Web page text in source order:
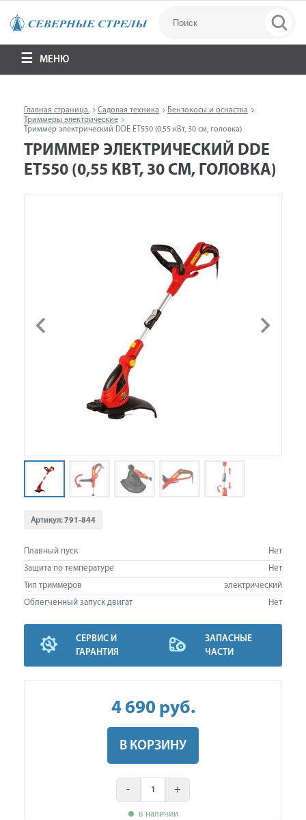
МЕНЮ
Главная страница. Садовая техника
Бензокосы и оснастка
Триммеры электрические
Триммер электрический DDE ET550 (0,55 кВт, 30 см, головка)
ТРИММЕР ЭЛЕКТРИЧЕСКИЙ DDE
ET550 (0,55 КВТ, 30 СМ, ГОЛОВКА)
Артикул:791-844
Плавный пуск
Нет
Защита по температуре
Нет
Тип триммеров
электрический
Облегченный запуск двигат
Нет
СЕРВИС И
ГАРАНТИЯ
ЗАПАСНЫЕ
ЧАСТИ
4 690 руб.
В КОРЗИНУ
- +
в наличии